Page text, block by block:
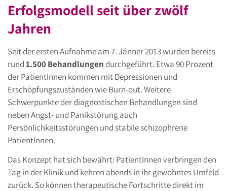
Erfolgsmodell seit über zwölf
Jahren
Seit der ersten Aufnahme am 7. Jänner 2013 wurden bereits
rund1.500 Behandlungen durchgeführt. Etwa 90 Prozent
der PatientInnen kommen mit Depressionen und
Erschöpfungszuständen wie Burn-out. Weitere
Schwerpunkte der diagnostischen Behandlungen sind
neben Angst- und Panikstörung auch
Persönlichkeitsstörungen und stabile schizophrene
PatientInnen.
Das Konzept hat sich bewährt: PatientInnen verbringen den
Tag in der Klinik und kehren abends in ihr gewohntes Umfeld
zurück. So können therapeutische Fortschritte direkt im